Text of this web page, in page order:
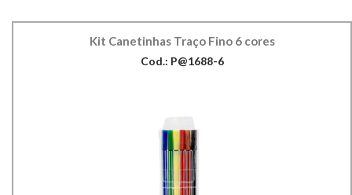
Kit Canetinhas Traço Fino 6 cores
Cod.: P@1688-6